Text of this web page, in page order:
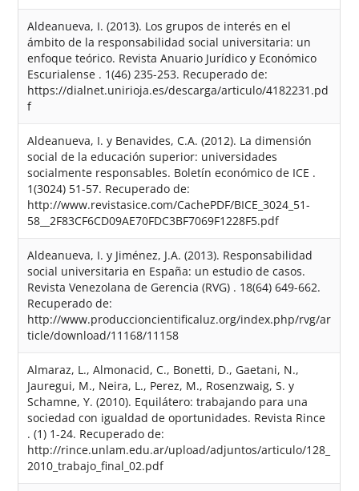
Aldeanueva, I. (2013). Los grupos de interés en el
ámbito de la responsabilidad social universitaria: un
enfoque teórico. Revista Anuario Jurídico y Económico
Escurialense . 1(46) 235-253. Recuperado de:
https://dialnet.unirioja.es/descarga/articulo/4182231.pd
f
Aldeanueva, I. y Benavides, C.A. (2012). La dimensión
social de la educación superior: universidades
socialmente responsables. Boletín económico de ICE .
1(3024) 51-57. Recuperado de:
http://www.revistasice.com/CachePDF/BICE_3024_51-
58__2F83CF6CD09AE70FDC3BF7069F1228F5.pdf
Aldeanueva, I. y Jiménez, J.A. (2013). Responsabilidad
social universitaria en España: un estudio de casos.
Revista Venezolana de Gerencia (RVG) . 18(64) 649-662.
Recuperado de:
http://www.produccioncientificaluz.org/index.php/rvg/ar
ticle/download/11168/11158
Almaraz, L., Almonacid, C., Bonetti, D., Gaetani, N.,
Jauregui, M., Neira, L., Perez, M., Rosenzwaig, S. y
Schamne, Y. (2010). Equilátero: trabajando para una
sociedad con igualdad de oportunidades. Revista Rince
. (1) 1-24. Recuperado de:
http://rince.unlam.edu.ar/upload/adjuntos/articulo/128_
2010_trabajo_final_02.pdf